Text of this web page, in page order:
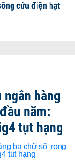
cứu điện hạt
hàng
năm:
tụt hạng